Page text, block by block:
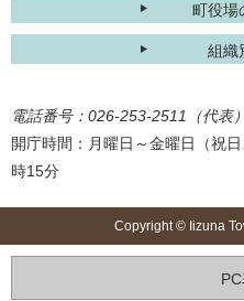
町役場
組織
電話番号：026-253-2511（代表）
開庁時間：月曜日～金曜日（祝
時15分
Copyright © Iizuna